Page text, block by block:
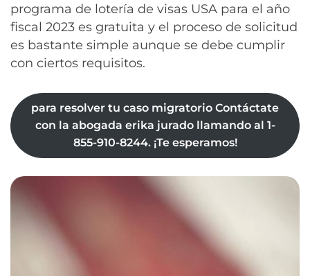
programa de lotería de visas USA para el año
fiscal 2023 es gratuita y el proceso de solicitud
es bastante simple aunque se debe cumplir
con ciertos requisitos.
para resolver tu caso migratorio Contáctate
con la abogada erika jurado llamando al 1-
855-910-8244. ¡Te esperamos!